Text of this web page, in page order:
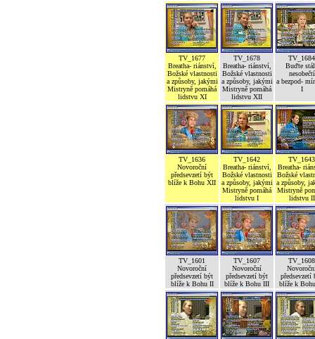
TV_1677
Breatha- riánství,
Božské vlastnosti
a způsoby, jakými
Mistryně pomáhá
lidstvu XI
TV_1678
Breatha- riánství,
Božské vlastnosti
a způsoby, jakými
Mistryně pomáhá
lidstvu XII
TV_1684
Buďte
nesobečtí
a bezpod-
I
TV_1636
Novoroční
předsevzetí být
blíže k Bohu XII
TV_1642
Breatha- riánství,
Božské vlastnosti
a způsoby, jakými
Mistryně pomáhá
lidstvu I
TV_1643
Breatha-
Božské
a způsoby,
Mistryně
lidstvu II
TV_1601
Novoroční
předsevzetí být
blíže k Bohu II
TV_1607
Novoroční
předsevzetí být
blíže k Bohu III
TV_1608
předsevzetí
blíže k